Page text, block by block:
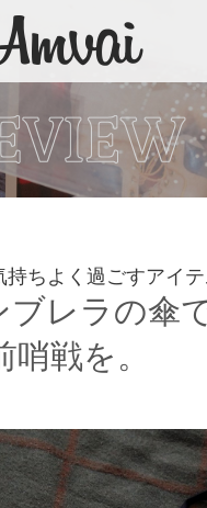
持ちよく過ごすアイ
ブレラの傘
哨戦を。